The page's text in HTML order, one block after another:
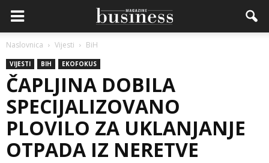
Naslovnica Vijesti BiH
VIJESTI BIH EKOFOKUS
ČAPLJINA DOBILA
SPECIJALIZOVANO
PLOVILO ZA UKLANJANJE
OTPADA IZ NERETVE